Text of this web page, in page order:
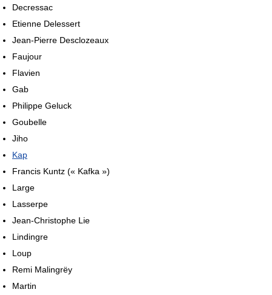
Decressac
Etienne Delessert
Jean-Pierre Desclozeaux
Faujour
Flavien
Gab
Philippe Geluck
Goubelle
Jiho
Kap
Francis Kuntz (« Kafka »)
Large
Lasserpe
Jean-Christophe Lie
Lindingre
Loup
Remi Malingrëy
Martin